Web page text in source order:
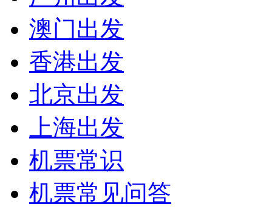
澳门出发
香港出发
北京出发
上海出发
机票常识
机票常见问答